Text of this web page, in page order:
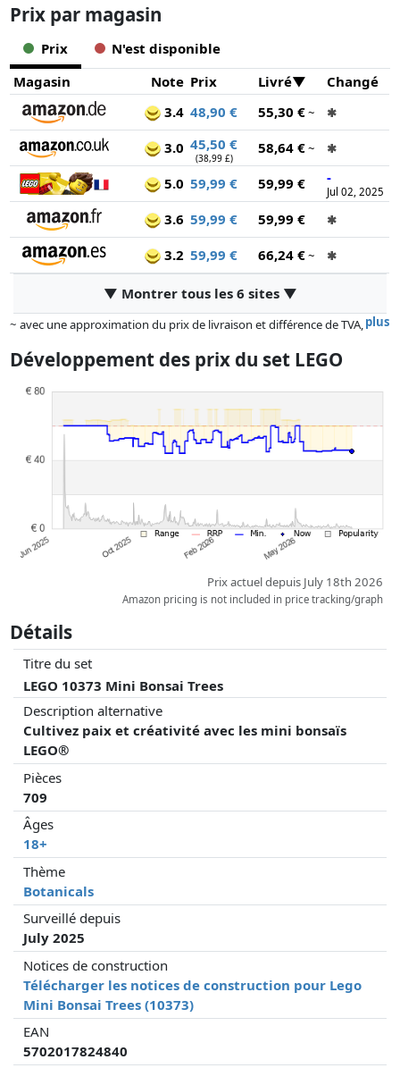
Prix ​​par magasin
Prix
N'est disponible
Magasin
Note Prix Livré
Changé
3.4 48,90 € 55,30 €~ ✱
3.0 45,50 €
(38,99 £)
58,64 €~ ✱
5.0 59,99 € 59,99 € -
Jul 02, 2025
3.6 59,99 € 59,99 € ✱
3.2 59,99 € 66,24 €~ ✱
▼ Montrer tous les 6 sites ▼
plus
~ avec une approximation du prix de livraison et différence de TVA,
Les prix et la disponibilité peuvent avoir changé depuis la dernière mise
à jour. L'ordre est purement basé sur le prix, la rémunération des
que les réalisations historiques peuvent influencer l'ordre.
Développement des prix du set LEGO
Prix actuel depuis July 18th 2026
Amazon pricing is not included in price tracking/graph
Détails
Titre du set
LEGO 10373 Mini Bonsai Trees
Description alternative
Cultivez paix et créativité avec les mini bonsaïs
LEGO®
Pièces
709
Âges
18+
Thème
Botanicals
Surveillé depuis
July 2025
Notices de construction
Télécharger les notices de construction pour Lego
Mini Bonsai Trees (10373)
EAN
5702017824840